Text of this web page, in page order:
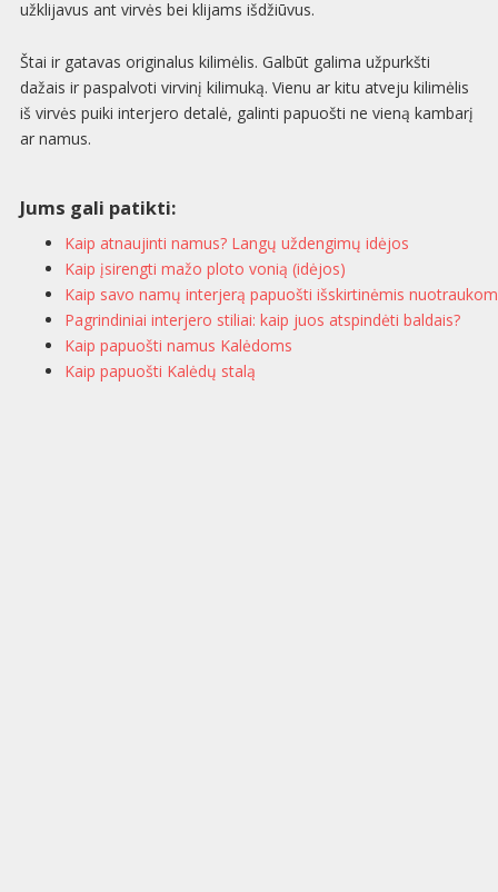
užklijavus ant virvės bei klijams išdžiūvus.
Štai ir gatavas originalus kilimėlis. Galbūt galima užpurkšti
dažais ir paspalvoti virvinį kilimuką. Vienu ar kitu atveju kilimėlis
iš virvės puiki interjero detalė, galinti papuošti ne vieną kambarį
ar namus.
Jums gali patikti:
Kaip atnaujinti namus? Langų uždengimų idėjos
Kaip įsirengti mažo ploto vonią (idėjos)
Kaip savo namų interjerą papuošti išskirtinėmis
Pagrindiniai interjero stiliai: kaip juos atspindėti baldais?
Kaip papuošti namus Kalėdoms
Kaip papuošti Kalėdų stalą